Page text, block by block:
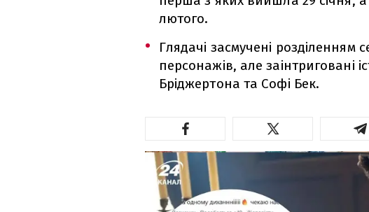
лютого.
Глядачі засмучені розділенням
персонажів, але заінтриговані
Бріджертона та Софі Бек.